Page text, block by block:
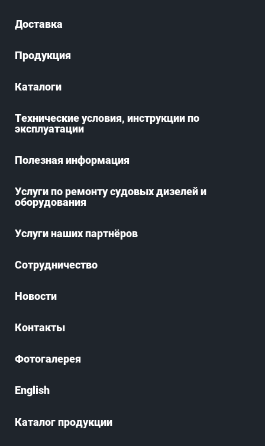
Доставка
Продукция
Каталоги
Технические условия, инструкции по
эксплуатации
Полезная информация
Услуги по ремонту судовых дизелей и
оборудования
Услуги наших партнёров
Сотрудничество
Новости
Контакты
Фотогалерея
English
Каталог продукции